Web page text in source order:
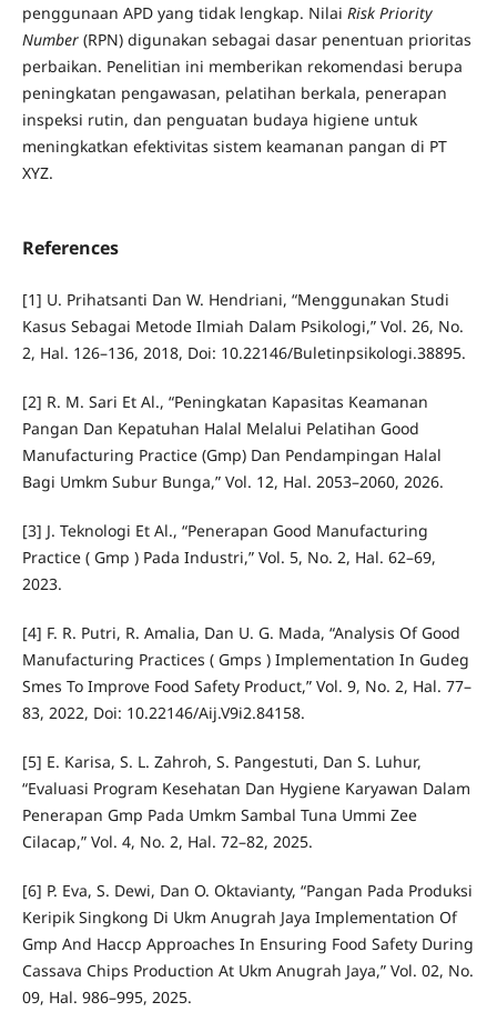
penggunaan APD yang tidak lengkap. Nilai Risk Priority
Number (RPN) digunakan sebagai dasar penentuan prioritas
perbaikan. Penelitian ini memberikan rekomendasi berupa
peningkatan pengawasan, pelatihan berkala, penerapan
inspeksi rutin, dan penguatan budaya higiene untuk
meningkatkan efektivitas sistem keamanan pangan di PT
XYZ.
References
[1] U. Prihatsanti Dan W. Hendriani, “Menggunakan Studi
Kasus Sebagai Metode Ilmiah Dalam Psikologi,” Vol. 26, No.
2, Hal. 126–136, 2018, Doi: 10.22146/Buletinpsikologi.38895.
[2] R. M. Sari Et Al., “Peningkatan Kapasitas Keamanan
Pangan Dan Kepatuhan Halal Melalui Pelatihan Good
Manufacturing Practice (Gmp) Dan Pendampingan Halal
Bagi Umkm Subur Bunga,” Vol. 12, Hal. 2053–2060, 2026.
[3] J. Teknologi Et Al., “Penerapan Good Manufacturing
Practice ( Gmp ) Pada Industri,” Vol. 5, No. 2, Hal. 62–69,
2023.
[4] F. R. Putri, R. Amalia, Dan U. G. Mada, “Analysis Of Good
Manufacturing Practices ( Gmps ) Implementation In Gudeg
Smes To Improve Food Safety Product,” Vol. 9, No. 2, Hal. 77–
83, 2022, Doi: 10.22146/Aij.V9i2.84158.
[5] E. Karisa, S. L. Zahroh, S. Pangestuti, Dan S. Luhur,
“Evaluasi Program Kesehatan Dan Hygiene Karyawan Dalam
Penerapan Gmp Pada Umkm Sambal Tuna Ummi Zee
Cilacap,” Vol. 4, No. 2, Hal. 72–82, 2025.
[6] P. Eva, S. Dewi, Dan O. Oktavianty, “Pangan Pada Produksi
Keripik Singkong Di Ukm Anugrah Jaya Implementation Of
Gmp And Haccp Approaches In Ensuring Food Safety During
Cassava Chips Production At Ukm Anugrah Jaya,” Vol. 02, No.
09, Hal. 986–995, 2025.